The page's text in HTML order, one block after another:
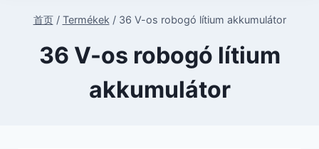
首页 / Termékek / 36 V-os robogó lítium akkumulátor
36 V-os robogó lítium
akkumulátor